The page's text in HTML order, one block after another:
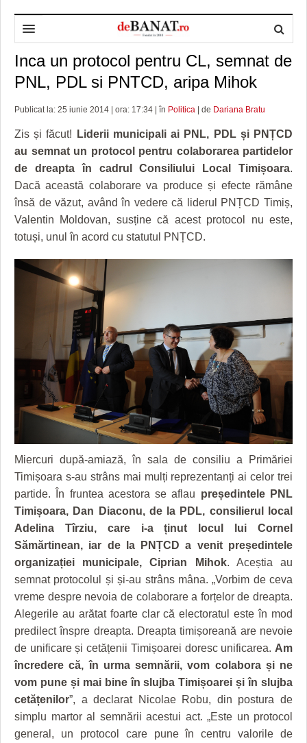
HOME
DESPRE NOI
REDACȚIA DEBANAT
POLITICA DE COOKIES
POLITICA DE CONFIDENȚIALITATE
ADMINISTRAȚIE
PRIMĂRIA TIMIŞOARA
CONSILIUL JUDEŢEAN TIMIŞ
PREFECTURA TIMIŞ
POLITICĂ
POLITICA
SPORT
POLI TIMISOARA
FOTBAL JUDETEAN
ALTE SPORTURI
OPINII
DOSARELE DEBANAT
ETICA LUCIDITĂȚII ASISTATE
ZÂMBETE AMARE
GRĂDINA TAICII DOMNULUI
ZIARISTU’ DE TERASĂ
CU OIŞTEA-N KIERKEGAARD
FINANŢĂRI DE LA A LA Z
PE SURSE
TIMP LIBER ȘI CULTURĂ
TIMP LIBER
CULTURA
CRONICĂ DE FILM
UNDE MERGEM
FILME DOCUMENTARE
CLIPURI VIDEO
JOCURI ONLINE
ECONOMIC
MAI MULTE
ACCIDENTE
ANUNŢURI
INFO SI UTILE
CULTURA
INVATAMANT
FILME DOCUMENTARE
CLIPURI VIDEO
JOCURI ONLINE
DIVERSE
FARMACII DIN TIMIŞOARA
HARTA TIMIŞOAREI
LICEE, ŞCOLI ŞI GRĂDINIŢE DIN TIMIŞ
PRIMĂRIILE DIN TIMIŞ
SFATUL MEDICULUI
SFATURI JURIDICE
Inca un protocol pentru CL, semnat de
PNL, PDL si PNTCD, aripa Mihok
Publicat la: 25 iunie 2014 | ora: 17:34 | în Politica | de Dariana Bratu
Zis și făcut!
Liderii municipali ai PNL, PDL și PNȚCD
au semnat un protocol pentru colaborarea partidelor
de dreapta în cadrul Consiliului Local Timișoara.
Dacă această colaborare va produce și efecte rămâne
însă de văzut, având în vedere că liderul PNȚCD Timiș,
Valentin Moldovan, susține că acest protocol nu este,
totuși, unul în acord cu statutul PNȚCD.
Miercuri după-amiază, în sala de consiliu a Primăriei
Timișoara s-au strâns mai mulți reprezentanți ai celor trei
partide. În fruntea acestora se aflau președintele PNL
Timișoara, Dan Diaconu, de la PDL, consilierul local
Adelina Tîrziu, care i-a ținut locul lui Cornel
Sămărtinean, iar de la PNȚCD a venit președintele
organizației municipale, Ciprian Mihok. Aceștia au
semnat protocolul și și-au strâns mâna. „Vorbim de ceva
vreme despre nevoia de colaborare a forțelor de dreapta.
Alegerile au arătat foarte clar că electoratul este în mod
predilect înspre dreapta. Dreapta timișoreană are nevoie
de unificare și cetățenii Timișoarei doresc unificarea. Am
încredere că, în urma semnării, vom colabora și ne
vom pune și mai bine în slujba Timișoarei și în slujba
cetățenilor”, a declarat Nicolae Robu, din postura de
simplu martor al semnării acestui act. „Este un protocol
general, un protocol care pune în centru valorile de